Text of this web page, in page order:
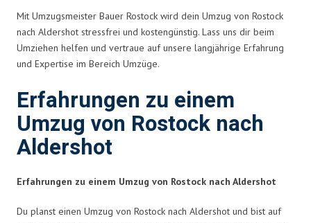
Mit Umzugsmeister Bauer Rostock wird dein Umzug von Rostock
nach Aldershot stressfrei und kostengünstig. Lass uns dir beim
Umziehen helfen und vertraue auf unsere langjährige Erfahrung
und Expertise im Bereich Umzüge.
Erfahrungen zu einem
Umzug von Rostock nach
Aldershot
Erfahrungen zu einem Umzug von Rostock nach Aldershot
Du planst einen Umzug von Rostock nach Aldershot und bist auf